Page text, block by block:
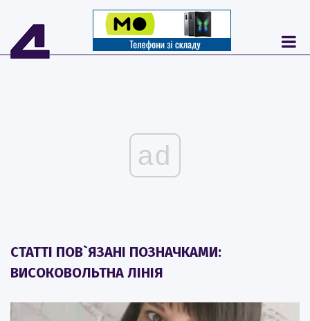
ad
СТАТТІ ПОВ`ЯЗАНІ ПОЗНАЧКАМИ:
ВИСОКОВОЛЬТНА ЛІНІЯ